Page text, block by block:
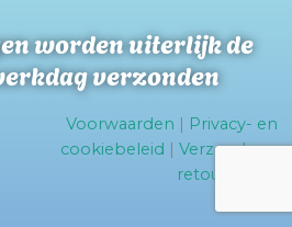
worden uiterlijk de
verzonden
Voorwaarden
Privacy- en
cookiebeleid
Verzend- en
retourbeleid